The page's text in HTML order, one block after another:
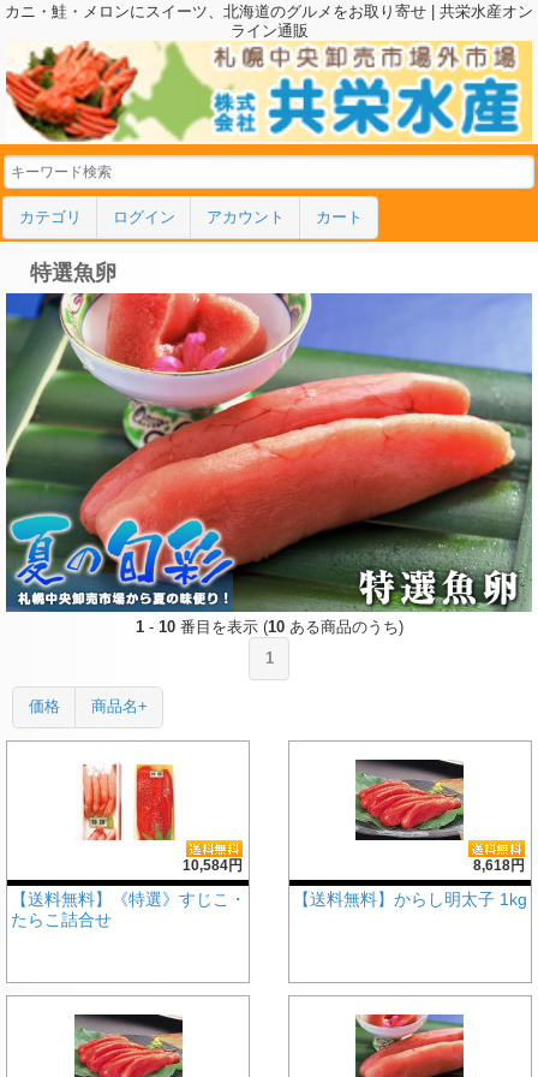
カニ・鮭・メロンにスイーツ、北海道のグルメをお取り寄せ | 共栄水産オン
ライン通販
カテゴリ ログイン アカウント カート
特選魚卵
1- 10番目を表示 (10ある商品のうち)
1
価格 商品名+
10,584円
【送料無料】《特選》すじこ・
たらこ詰合せ
8,618円
【送料無料】からし明太子 1kg